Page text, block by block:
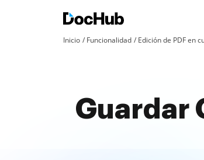
Inicio Funcionalidad Edición de PDF en
Guardar